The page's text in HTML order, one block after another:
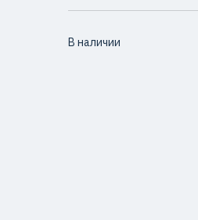
В наличии